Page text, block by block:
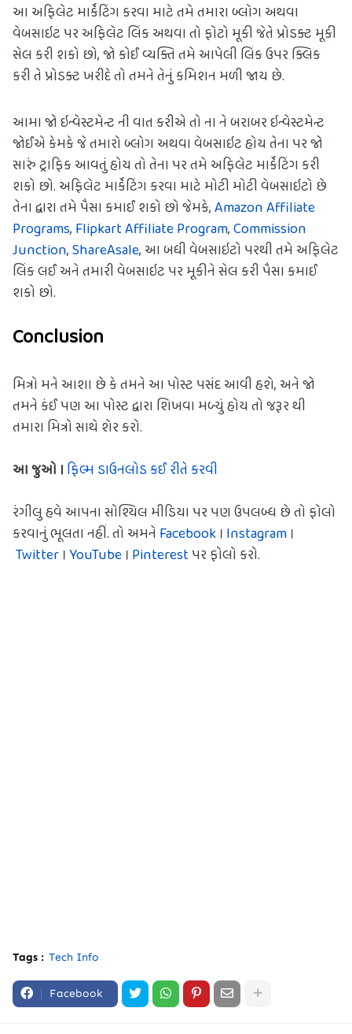
આ અફિલેટ માર્કેટિંગ કરવા માટે તમે તમારા બ્લોગ અથવા
વેબસાઇટ પર અફિલેટ લિંક અથવા તો ફોટો મૂકી જેતે પ્રોડક્ટ મૂકી
સેલ કરી શકો છો, જો કોઈ વ્યક્તિ તમે આપેલી લિંક ઉપર ક્લિક
કરી તે પ્રોડક્ટ ખરીદે તો તમને તેનું કમિશન મળી જાય છે.
આમા જો ઇન્વેસ્ટમેન્ટ ની વાત કરીએ તો ના ને બરાબર ઇન્વેસ્ટમેન્ટ
જોઈએ કેમકે જે તમારો બ્લોગ અથવા વેબસાઇટ હોય તેના પર જો
સારું ટ્રાફિક આવતું હોય તો તેના પર તમે અફિલેટ માર્કેટિંગ કરી
શકો છો. અફિલેટ માર્કેટિંગ કરવા માટે મોટી મોટી વેબસાઇટો છે
તેના દ્વારા તમે પૈસા કમાઈ શકો છો જેમકે, Amazon Affiliate
Programs, Flipkart Affiliate Program, Commission
Junction, ShareAsale, આ બધી વેબસાઇટો પરથી તમે અફિલેટ
લિંક લઈ અને તમારી વેબસાઇટ પર મૂકીને સેલ કરી પૈસા કમાઈ
શકો છો.
Conclusion
મિત્રો મને આશા છે કે તમને આ પોસ્ટ પસંદ આવી હશે, અને જો
તમને કંઈ પણ આ પોસ્ટ દ્વારા શિખવા મળ્યું હોય તો જરૂર થી
તમારા મિત્રો સાથે શેર કરો.
આ જુઓ । ફિલ્મ ડાઉનલોડ કઈ રીતે કરવી
રંગીલુ હવે આપના સોશ્યિલ મીડિયા પર પણ ઉપલબ્ધ છે તો ફોલો
કરવાનું ભૂલતા નહીં. તો અમને Facebook । Instagram ।
Twitter । YouTube । Pinterest પર ફોલો કરો.
Tags : Tech Info
Facebook